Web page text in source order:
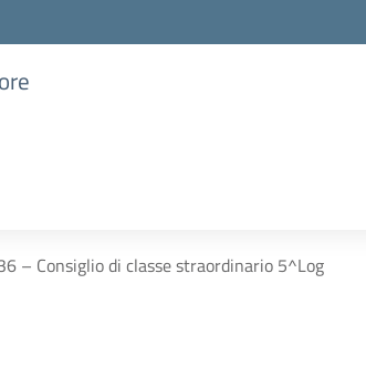
– Consiglio di classe straordinario 5^Log